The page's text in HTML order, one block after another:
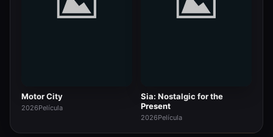
Motor City
2026Película
Sia: Nostalgic for the
Present
2026Película